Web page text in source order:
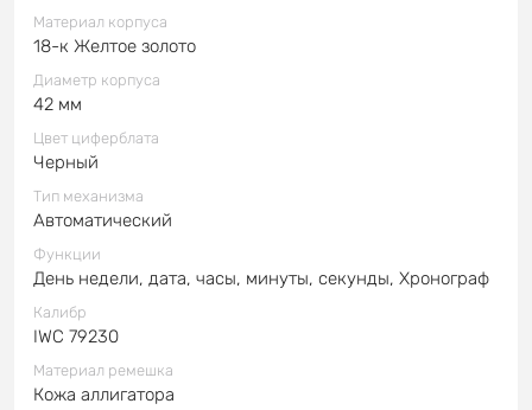
Материал корпуса
18-к Желтое золото
Диаметр корпуса
42 мм
Цвет циферблата
Черный
Тип механизма
Автоматический
Функции
День недели, дата, часы, минуты, секунды, Хронограф
Калибр
IWC 79230
Материал ремешка
Кожа аллигатора